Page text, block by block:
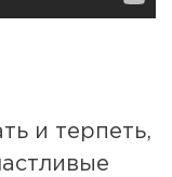
и терпеть,